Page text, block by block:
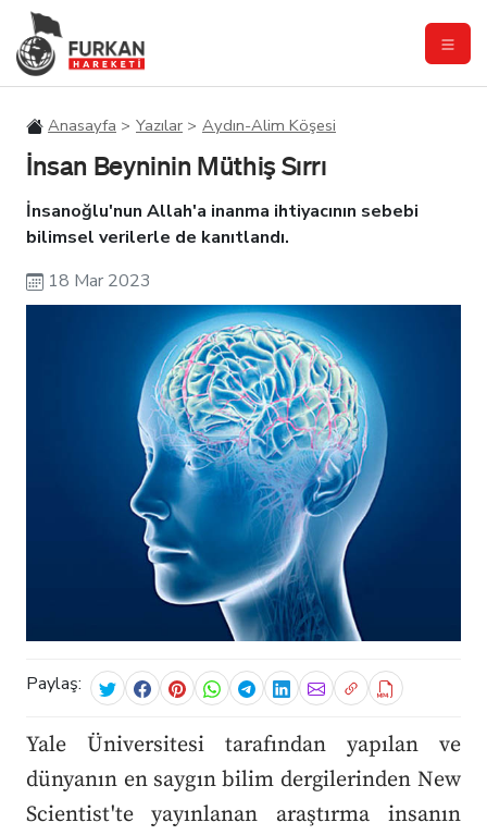
Anasayfa Yazılar Aydın-Alim Köşesi
İnsan Beyninin Müthiş Sırrı
İnsanoğlu'nun Allah'a inanma ihtiyacının sebebi
bilimsel verilerle de kanıtlandı.
18 Mar 2023
Paylaş:
Yale Üniversitesi tarafından yapılan ve
dünyanın en saygın bilim dergilerinden New
Scientist'te yayınlanan araştırma insanın